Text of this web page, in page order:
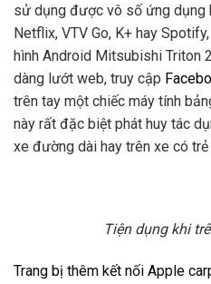
sử dụng được vô số ứng dụng
Netflix, VTV Go, K+ hay
hình Android Mitsubishi Triton
dàng lướt web, truy cập
trên tay một chiếc máy tính
này rất đặc biệt phát huy tác
xe đường dài hay trên xe có trẻ
Tiện dụng khi
Trang bị thêm kết nối Apple